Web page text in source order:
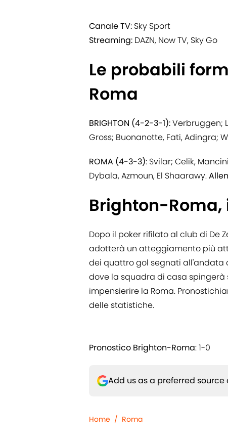
Canale TV: Sky Sport
Streaming: DAZN, Now TV, Sky Go
Le probabili
Roma
BRIGHTON (4-2-3-1):Verbruggen;
Gross; Buonanotte, Fati, Adingra;
ROMA (4-3-3): Svilar; Celik,
Dybala, Azmoun, El Shaarawy.
Brighton-Roma,
Dopo il poker rifilato al club di De
adotterà un atteggiamento più
dei quattro gol segnati all'andata
dove la squadra di casa
impensierire la Roma.
delle statistiche.
Pronostico Brighton-Roma: 1-0
Add us as a preferred source
Home / Roma